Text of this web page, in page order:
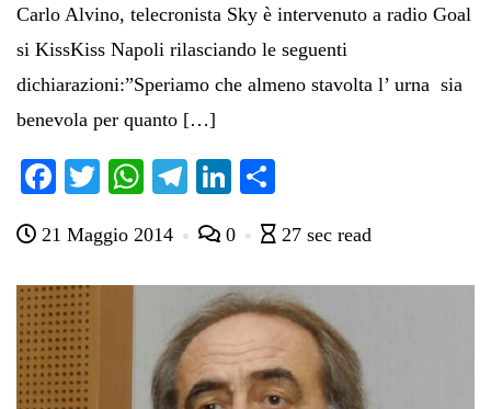
Carlo Alvino, telecronista Sky è intervenuto a radio Goal
si KissKiss Napoli rilasciando le seguenti
dichiarazioni:”Speriamo che almeno stavolta l’ urna sia
benevola per quanto […]
Fa
bo
ok
T
tte
r
W
ts
A
pp
Te
gr
a
m
Li
ed
In
di
vi
di
21 Maggio 2014 0 27 sec read